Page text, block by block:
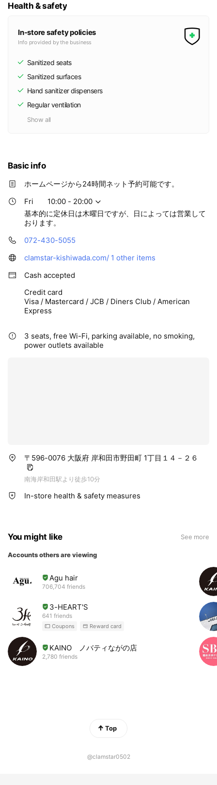
Health & safety
In-store safety policies
Info provided by the business
Sanitized seats
Sanitized surfaces
Hand sanitizer dispensers
Regular ventilation
Show all
Basic info
ホームページから24時間ネット予約可能です。
Fri
10:00 - 20:00
基本的に定休日は木曜日ですが、日によっては営業して
おります。
072-430-5055
clamstar-kishiwada.com/ 1 other items
Cash accepted
Credit card
Visa / Mastercard / JCB / Diners Club / American
Express
3 seats, free Wi-Fi, parking available, no smoking,
power outlets available
〒596-0076 大阪府 岸和田市野田町 1丁目１４－２６
南海岸和田駅より徒歩10分
In-store health & safety measures
You might like See more
Accounts others are viewing
Agu hair
706,704 friends
3-HEART'S
641 friends
Coupons Reward card
KAINO ノバティながの店
2,780 friends
Top
@clamstar0502